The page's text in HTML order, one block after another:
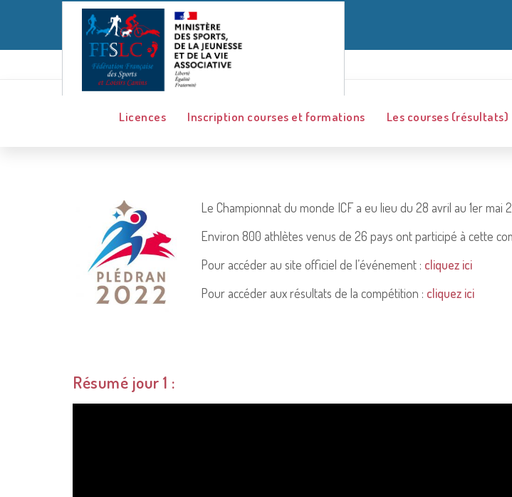
Licences Inscription courses et formations Les courses (résultats)
Le Championnat du monde ICF a eu lieu du 28 avril au 1er mai
Environ 800 athlètes venus de 26 pays ont participé à cette
Pour accéder au site officiel de l’événement : cliquez ici
Pour accéder aux résultats de la compétition : cliquez ici
Résumé jour 1 :